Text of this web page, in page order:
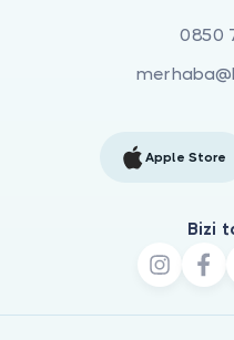
0850
Apple Store
Bizi